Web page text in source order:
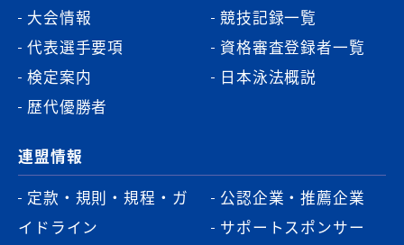
大会情報
代表選手要項
検定案内
歴代優勝者
競技記録一覧
資格審査登録者一覧
日本泳法概説
連盟情報
定款・規則・規程・ガ
イドライン
公認企業・推薦企業
サポートスポンサー